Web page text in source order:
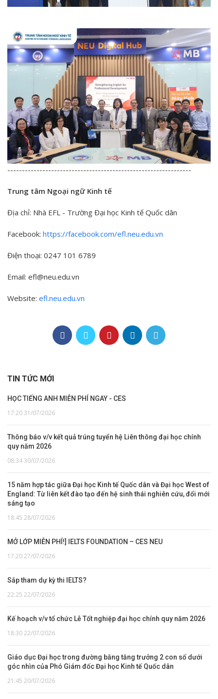
---------------------------------------------------------------
Trung tâm Ngoại ngữ Kinh tế
Địa chỉ: Nhà EFL - Trường Đại học Kinh tế Quốc dân
Facebook: https://facebook.com/efl.neu.edu.vn
Điện thoại: 0247 101 6789
Email: efl@neu.edu.vn
Website: efl.neu.edu.vn
TIN TỨC MỚI
HỌC TIẾNG ANH MIỄN PHÍ NGAY - CES
17:20 31/07/2026
Thông báo v/v kết quả trúng tuyển hệ Liên thông đại học chính
quy năm 2026
08:34 30/07/2026
15 năm hợp tác giữa Đại học Kinh tế Quốc dân và Đại học West of
England: Từ liên kết đào tạo đến hệ sinh thái nghiên cứu, đổi mới
sáng tạo
18:45 28/07/2026
MỞ LỚP MIỄN PHÍ!] IELTS FOUNDATION – CES NEU
17:20 27/07/2026
Sắp tham dự kỳ thi IELTS?
22:25 22/07/2026
Kế hoạch v/v tổ chức Lễ Tốt nghiệp đại học chính quy năm 2026
18:30 22/07/2026
Giáo dục Đại học trong đường băng tăng trưởng 2 con số dưới
góc nhìn của Phó Giám đốc Đại học Kinh tế Quốc dân
21:45 20/07/2026